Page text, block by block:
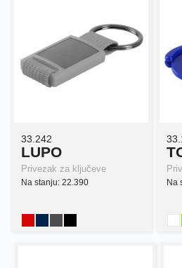
33.242
LUPO
Privezak za ključeve
Na stanju: 22.390 Na